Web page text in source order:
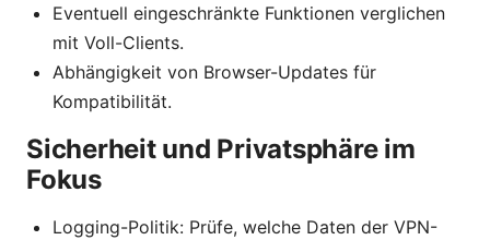
Eventuell eingeschränkte Funktionen verglichen
mit Voll-Clients.
Abhängigkeit von Browser-Updates für
Kompatibilität.
Sicherheit und Privatsphäre im
Fokus
Logging-Politik: Prüfe, welche Daten der VPN-